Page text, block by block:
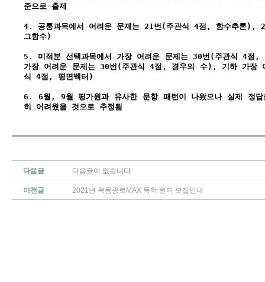
준으로 출제
4. 공통과목에서 어려운 문제는 21번(주관식 4점, 함수추론),
그함수)
5. 미적분 선택과목에서 가장 어려운 문제는 30번(주관식 4점,
가장 어려운 문제는 30번(주관식 4점, 경우의 수), 기하 가장
식 4점, 평면벡터)
6. 6월, 9월 평가원과 유사한 문항 패턴이 나왔으나 실제 정답
히 어려웠을 것으로 추정됨
다음글 다음글이 없습니다.
이전글 2021년 목동종로MAX 독학 윈터 모집안내